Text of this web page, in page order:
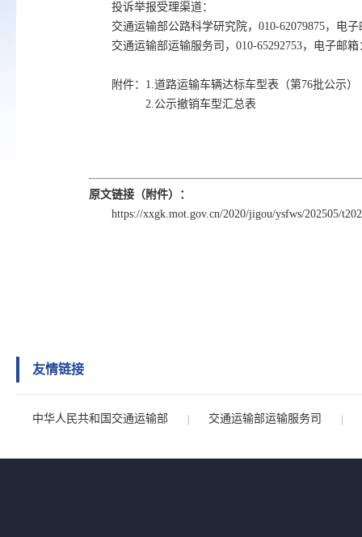
投诉举报受理渠道：
交通运输部公路科学研究院，010-62079875，电
交通运输部运输服务司，010-65292753，电子邮
附件：1.道路运输车辆达标车型表（第76批公示）
2.公示撤销车型汇总表
原文链接（附件）：
https://xxgk.mot.gov.cn/2020/jigou/ysfws/202505/
友情链接
中华人民共和国交通运输部 交通运输部运输服务司